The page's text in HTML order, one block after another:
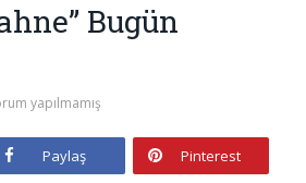
Bugün
yapılmamış
Paylaş Pinterest